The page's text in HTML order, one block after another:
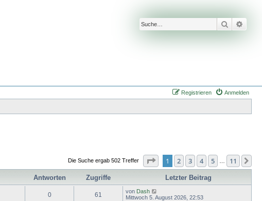
Suche
Anmelden
Registrieren
Die Suche ergab 502 Treffer Seite von11
1 2 3 4 5 11
Antworten Zugriffe
Letzter Beitrag
0 61 von Dash
Mittwoch 5. August 2026, 22:53